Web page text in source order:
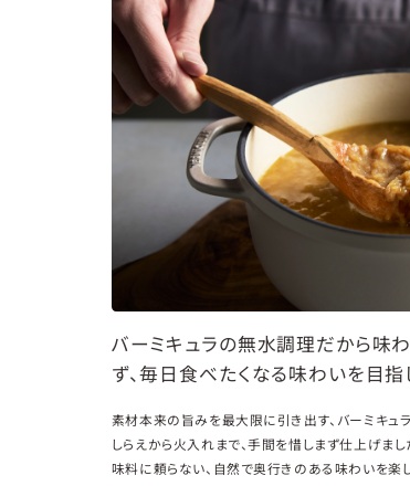
バーミキュラの無水調理だから味
ず、毎日食べたくなる味わいを目指
素材本来の旨みを最大限に引き出す、バーミキュ
しらえから火入れまで、手間を惜しまず仕上げま
味料に頼らない、自然で奥行きのある味わいを楽し